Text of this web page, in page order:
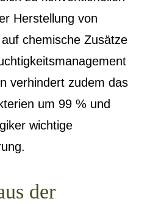
Herstellung von
chemische Zusätze
verhindert zudem das
um 99 % und
wichtige
der